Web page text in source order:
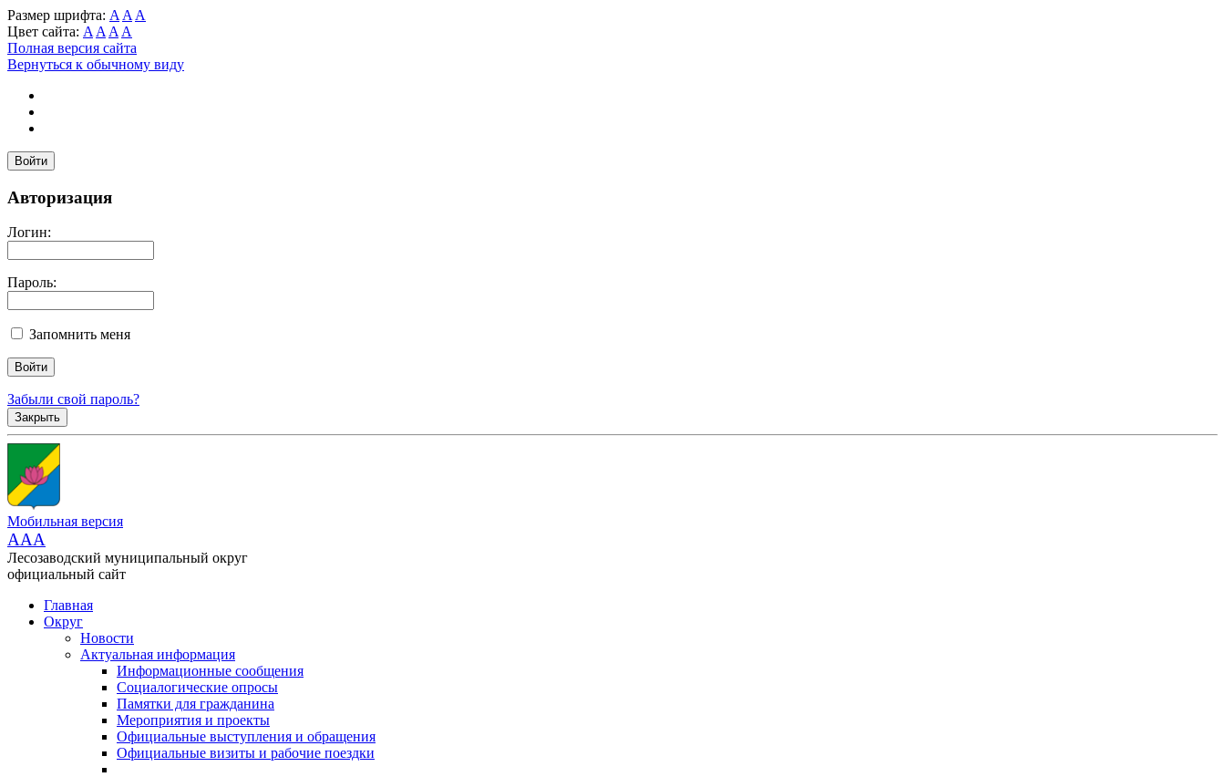
Размер шрифта: A A A
Цвет сайта: A A A A
Полная версия сайта
Вернуться к обычному виду
Войти
Авторизация
Логин:
Пароль:
Запомнить меня
Забыли свой пароль?
Закрыть
Мобильная версия
AAA
Лесозаводский муниципальный округ
официальный сайт
Главная
Округ
Новости
Актуальная информация
Информационные сообщения
Социалогические опросы
Памятки для гражданина
Мероприятия и проекты
Официальные выступления и обращения
Официальные визиты и рабочие поездки